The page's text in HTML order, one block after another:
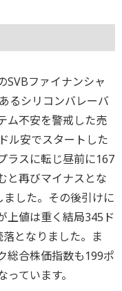
SVBファイナンシャ
るシリコンバレーバ
ム不安を警戒した売
ル安でスタートした
ラスに転じ昼前に167
と再びマイナスとな
した。その後引けに
上値は重く結局345ド
となりました。ま
総合株価指数も199ポ
ています。